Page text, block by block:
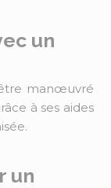
un
manœuvré
à ses aides
un